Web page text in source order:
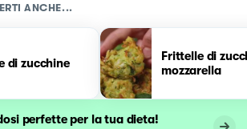
ANCHE...
di zucchine
Frittelle di
mozzarella
perfette per la tua dieta!